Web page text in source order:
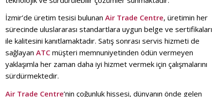
İzmir’de üretim tesisi bulunanAir Trade Centre, üretimin her
sürecinde uluslararası standartlara uygun belge ve sertifikaları
ile kalitesini kanıtlamaktadır. Satış sonrası servis hizmeti de
sağlayanATC müşteri memnuniyetinden ödün vermeyen
yaklaşımla her zaman daha iyi hizmet vermek için çalışmalarını
sürdürmektedir.
Air Trade Centre’nin çoğunluk hissesi, dünyanın önde gelen